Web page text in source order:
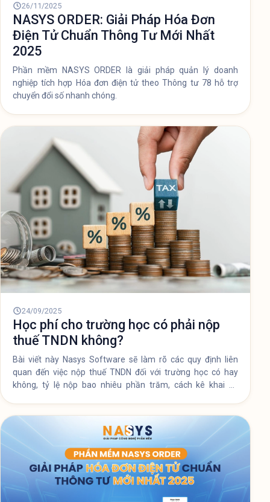
26/11/2025
NASYS ORDER: Giải Pháp Hóa Đơn
Điện Tử Chuẩn Thông Tư Mới Nhất
2025
Phần mềm NASYS ORDER là giải pháp quản lý doanh
nghiệp tích hợp Hóa đơn điện tử theo Thông tư 78 hỗ trợ
chuyển đổi số nhanh chóng.
24/09/2025
Học phí cho trường học có phải nộp
thuế TNDN không?
Bài viết này Nasys Software sẽ làm rõ các quy định liên
quan đến việc nộp thuế TNDN đối với trường học có hay
không, tỷ lệ nộp bao nhiêu phần trăm, cách kê khai và